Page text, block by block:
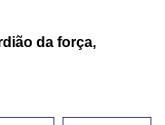
da força,